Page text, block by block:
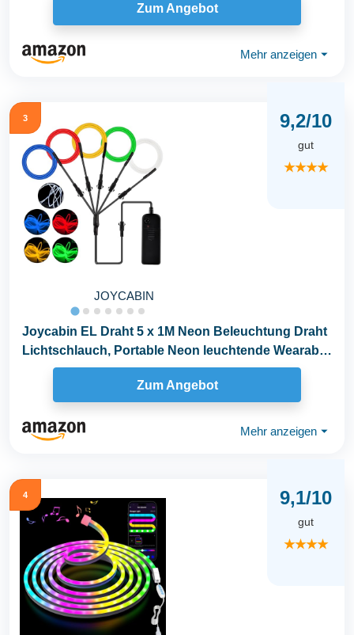
Zum Angebot
Mehr anzeigen ⏷
3
JOYCABIN
9,2/10
gut
★★★★
Joycabin EL Draht 5 x 1M Neon Beleuchtung Draht
Lichtschlauch, Portable Neon leuchtende Wearable
LED...
Zum Angebot
Mehr anzeigen ⏷
4 9,1/10
gut
★★★★